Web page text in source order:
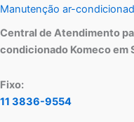
Manutenção ar-
Central de Atendimento
condicionado Komeco em
Fixo:
11 3836-9554